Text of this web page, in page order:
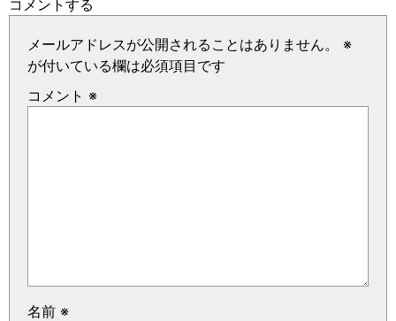
コメントする
メールアドレスが公開されることはありません。
※
が付いている欄は必須項目です
コメント ※
名前 ※